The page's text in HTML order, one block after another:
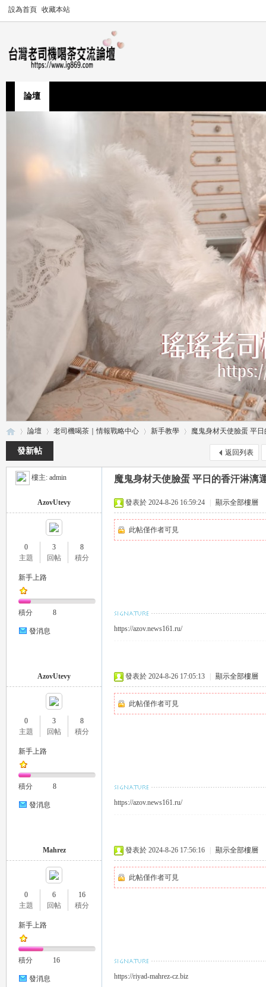
設為首頁 收藏本站
論壇
»
論壇
›
老司機喝茶｜情報戰略中心
›
新手教學
›
魔鬼身材天使臉蛋 平
返回列表
發新帖
樓主: admin 魔鬼身材天使臉蛋 平日的香汗淋漓
AzovUtevy
0
主題
3
回帖
8
積分
新手上路
積分 8
發消息
發表於 2024-8-26 16:59:24 顯示全部樓層
此帖僅作者可見
https://azov.news161.ru/
AzovUtevy
0
主題
3
回帖
8
積分
新手上路
積分 8
發消息
發表於 2024-8-26 17:05:13 顯示全部樓層
此帖僅作者可見
https://azov.news161.ru/
Mahrez
0
主題
6
回帖
16
積分
新手上路
積分 16
發消息
發表於 2024-8-26 17:56:16 顯示全部樓層
此帖僅作者可見
https://riyad-mahrez-cz.biz